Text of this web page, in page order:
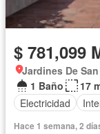
$ 781,099
Jardines De
1 Baño
17
Electricidad
Hace 1 semana, 2